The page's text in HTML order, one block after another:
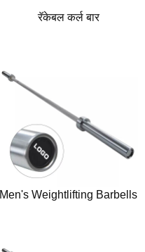
रॅकेबल कर्ल बार
Men's Weightlifting Barbells